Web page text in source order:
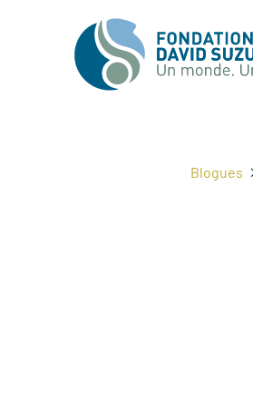
Blogues